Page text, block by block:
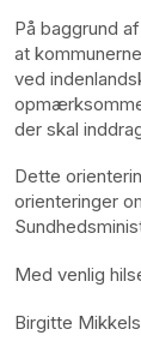
På baggrund
at
ved
der skal
Dette
orienteringer
Med venlig
Birgitte